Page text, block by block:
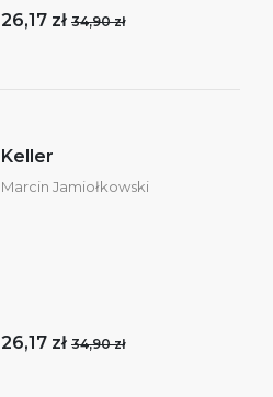
26,17 zł 34,90 zł
Keller
Marcin Jamiołkowski
26,17 zł 34,90 zł